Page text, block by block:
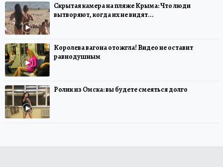
Скрытая камера на пляже Крыма: Что люди
вытворяют, когда их не видят...
Королева вагона отожгла! Видео не оставит
равнодушным
Ролик из Омска: вы будете смеяться долго